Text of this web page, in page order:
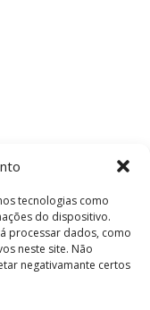
tecnologias como
do dispositivo.
processar dados, como
neste site. Não
negativamante certos